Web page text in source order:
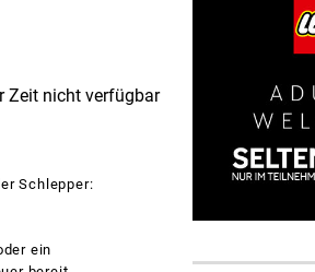
Zeit nicht verfügbar
Schlepper:
ein